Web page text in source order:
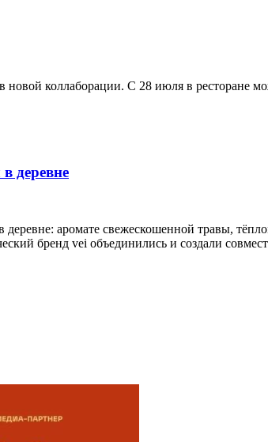
коллаборации. С 28 июля в ресторане
деревне
аромате свежескошенной травы,
бренд vei объединились и создали